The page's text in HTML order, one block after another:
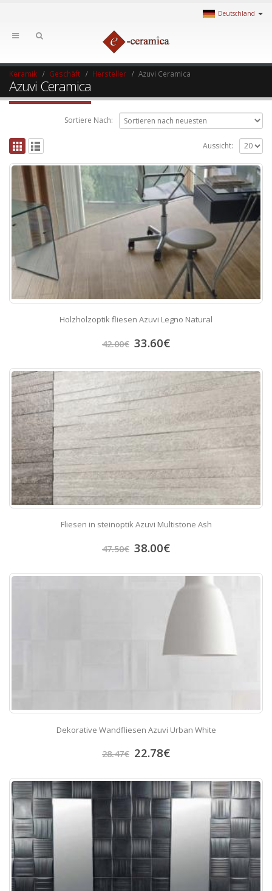
Deutschland
Keramik Geschäft Hersteller Azuvi Ceramica
Azuvi Ceramica
Sortiere Nach:
Aussicht:
Holzholzoptik fliesen Azuvi Legno Natural
42.00€ 33.60€
Fliesen in steinoptik Azuvi Multistone Ash
47.50€ 38.00€
Dekorative Wandfliesen Azuvi Urban White
28.47€ 22.78€